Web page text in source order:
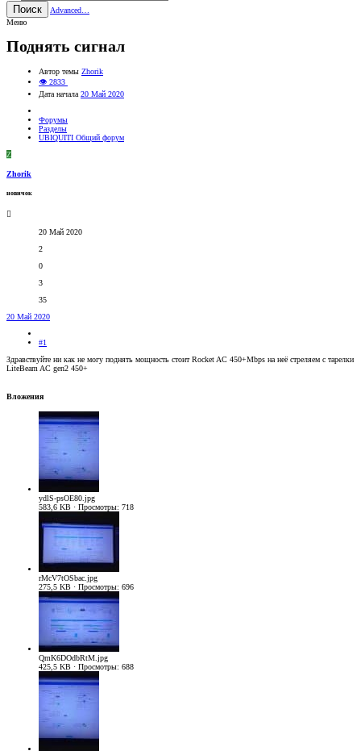
Поиск
Advanced…
Меню
Поднять сигнал
Автор темы Zhorik
👁 2833
Дата начала 20 Май 2020
Форумы
Разделы
UBIQUITI Общий форум
Z
Zhorik
новичок
20 Май 2020
2
0
3
35
20 Май 2020
#1
Здравствуйте ни как не могу поднять мощность стоит Rocket AC 450+Mbps на неё стреляем с тарелки
LiteBeam AC gen2 450+
Вложения
ydlS-psOE80.jpg
583,6 KB · Просмотры: 718
rMcV7tOSbac.jpg
275,5 KB · Просмотры: 696
QmK6DOdbRtM.jpg
425,5 KB · Просмотры: 688